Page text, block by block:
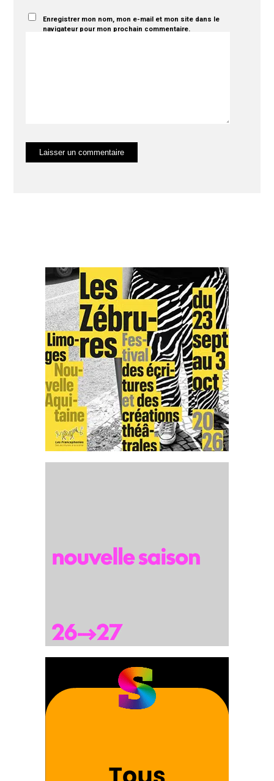
Enregistrer mon nom, mon e-mail et mon site dans le
navigateur pour mon prochain commentaire.